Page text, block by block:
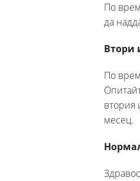
По
да
Втори
По
втория
месец.